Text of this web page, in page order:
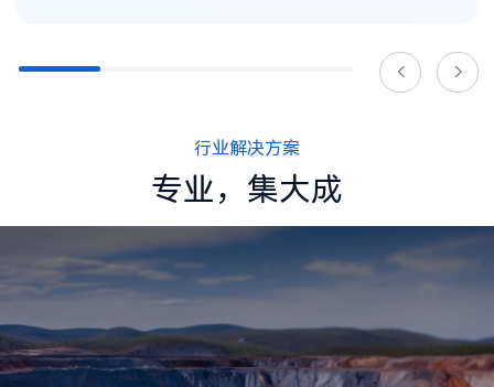
行业解决方案
专业，集大成